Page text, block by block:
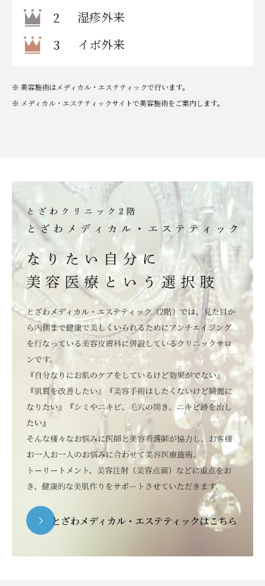
2
湿疹外来
3
イボ外来
※ 美容施術はメディカル・エステティックで行います。
※ メディカル・エステティックサイトで美容施術をご案内します。